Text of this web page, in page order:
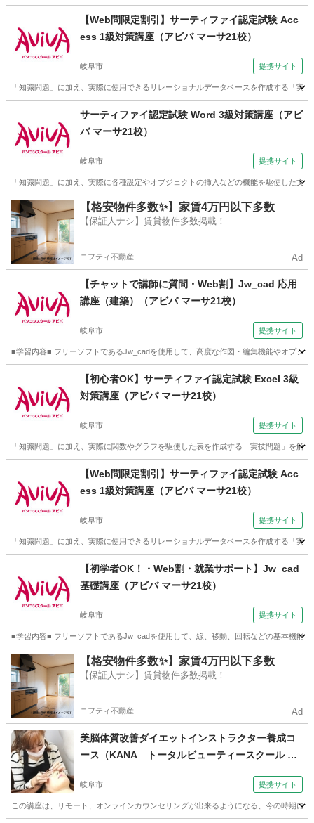
【Web問限定割引】サーティファイ認定試験 Acc
ess 1級対策講座（アビバ マーサ21校）
岐阜市 提携サイト
「知識問題」に加え、実際に使用できるリレーショナルデータベースを作成する「
サーティファイ認定試験 Word 3級対策講座（アビ
バ マーサ21校）
岐阜市 提携サイト
「知識問題」に加え、実際に各種設定やオブジェクトの挿入などの機能を駆使した
岐阜 岐阜市 その他
【格安物件多数✨】家賃4万円以下多数
【保証人ナシ】賃貸物件多数掲載！
ニフティ不動産 Ad
【チャットで講師に質問・Web割】Jw_cad 応用
講座（建築）（アビバ マーサ21校）
岐阜市 提携サイト
■学習内容■ フリーソフトであるJw_cadを使用して、高度な作図・編集機能やオプシ
その他
【初心者OK】サーティファイ認定試験 Excel 3級
対策講座（アビバ マーサ21校）
岐阜市 提携サイト
「知識問題」に加え、実際に関数やグラフを駆使した表を作成する「実技問題」を解
その他
【Web問限定割引】サーティファイ認定試験 Acc
ess 1級対策講座（アビバ マーサ21校）
岐阜市 提携サイト
「知識問題」に加え、実際に使用できるリレーショナルデータベースを作成する「
その他
【初学者OK！・Web割・就業サポート】Jw_cad
基礎講座（アビバ マーサ21校）
岐阜市 提携サイト
■学習内容■ フリーソフトであるJw_cadを使用して、線、移動、回転などの基本機能
岐阜 岐阜市 その他
【格安物件多数✨】家賃4万円以下多数
【保証人ナシ】賃貸物件多数掲載！
ニフティ不動産 Ad
美脳体質改善ダイエットインストラクター養成コ
ース（KANA トータルビューティースクール 岐
岐阜市 提携サイト
この講座は、リモート、オンラインカウンセリングが出来るようになる、今の時期に